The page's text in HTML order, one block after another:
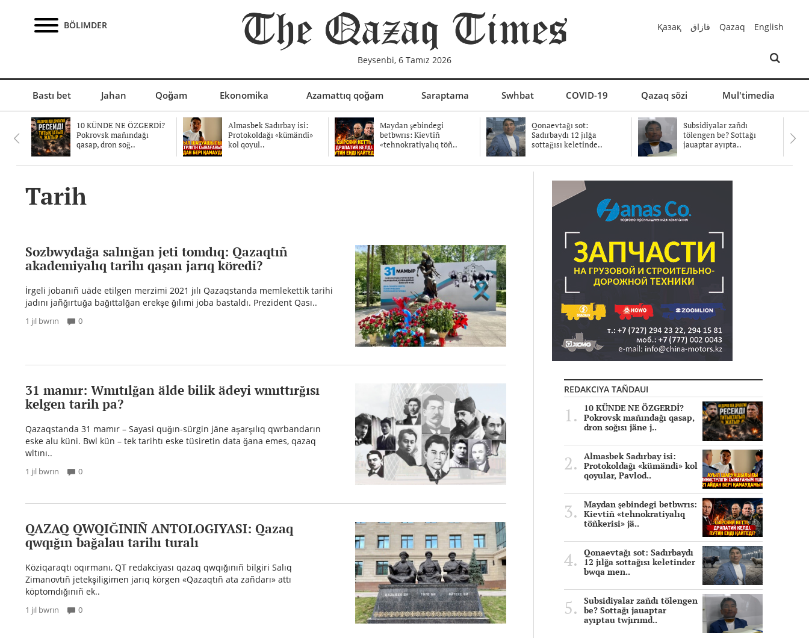
BÖLIMDER
Beysenbi, 6 Tamız 2026
Қазақ قازاق Qazaq English
Bastı bet Jahan Qoğam Ekonomika Azamattıq qoğam Saraptama Swhbat COVID-19 Qazaq sözi Mul'timedia
10 KÜNDE NE ÖZGERDİ?
Pokrovsk mañındağı
qasap, dron soğ..
Almasbek Sadırbay isi:
Protokoldağı «kümändi»
kol qoyul..
Maydan şebindegi
betbwrıs: Kievtiñ
«tehnokratiyalıq töñ..
Qonaevtağı sot:
Sadırbaydı 12 jılğa
sottağısı keletinde..
Subsidiyalar zañdı
tölengen be? Sottağı
jauaptar ayıpta..
Tarih
Sozbwydağa salınğan jeti tomdıq: Qazaqtıñ
akademiyalıq tarihı qaşan jarıq köredi?
İrgeli jobanıñ uäde etilgen merzimi 2021 jılı Qazaqstanda memlekettik tarihi
jadını jañğırtuğa bağıttalğan erekşe ğılımi joba bastaldı. Prezident Qası..
1 jıl bwrın 0
31 mamır: Wmıtılğan älde bilik ädeyi wmıttırğısı
kelgen tarih pa?
Qazaqstanda 31 mamır – Sayasi quğın-sürgin jäne aşarşılıq qwrbandarın
eske alu küni. Bwl kün – tek tarihtı eske tüsiretin data ğana emes, qazaq
wltını..
1 jıl bwrın 0
QAZAQ QWQIĞINIÑ ANTOLOGIYASI: Qazaq
qwqığın bağalau tarihı turalı
Köziqaraqtı oqırmanı, QT redakciyası qazaq qwqığınıñ bilgiri Salıq
Zimanovtıñ jetekşiligimen jarıq körgen «Qazaqtıñ ata zañdarı» attı
köptomdığınıñ ek..
1 jıl bwrın 0
REDAKCIYA TAÑDAUI
10 KÜNDE NE ÖZGERDİ?
Pokrovsk mañındağı qasap,
dron soğısı jäne j..
Almasbek Sadırbay isi:
Protokoldağı «kümändi» kol
qoyular, Pavlod..
Maydan şebindegi betbwrıs:
Kievtiñ «tehnokratiyalıq
töñkerisi» jä..
Qonaevtağı sot: Sadırbaydı
12 jılğa sottağısı keletinder
bwqa men..
Subsidiyalar zañdı tölengen
be? Sottağı jauaptar
ayıptau twjırımd..